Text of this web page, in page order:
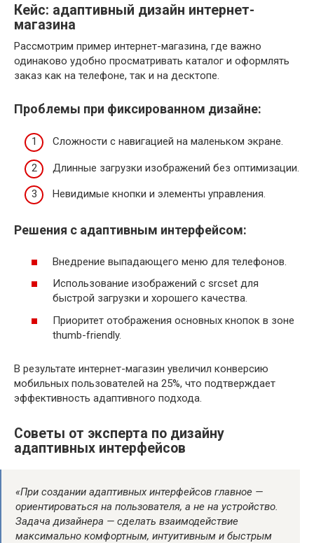
Кейс: адаптивный дизайн интернет-
магазина
Рассмотрим пример интернет-магазина, где важно
одинаково удобно просматривать каталог и оформлять
заказ как на телефоне, так и на десктопе.
Проблемы при фиксированном дизайне:
Сложности с навигацией на маленьком экране.
Длинные загрузки изображений без оптимизации.
Невидимые кнопки и элементы управления.
Решения с адаптивным интерфейсом:
Внедрение выпадающего меню для телефонов.
Использование изображений с srcset для
быстрой загрузки и хорошего качества.
Приоритет отображения основных кнопок в зоне
thumb-friendly.
В результате интернет-магазин увеличил конверсию
мобильных пользователей на 25%, что подтверждает
эффективность адаптивного подхода.
Советы от эксперта по дизайну
адаптивных интерфейсов
«При создании адаптивных интерфейсов главное —
ориентироваться на пользователя, а не на устройство.
Задача дизайнера — сделать взаимодействие
максимально комфортным, интуитивным и быстрым